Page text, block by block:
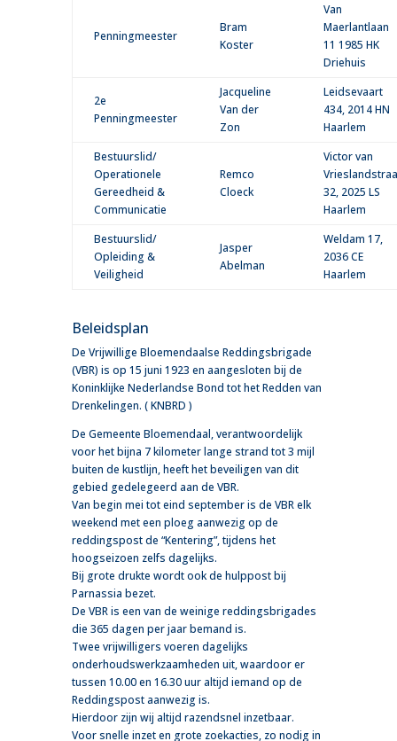
Penningmeester
Bram
Koster
Van
Maerlantlaan
11 1985 HK
Driehuis
2e
Penningmeester
Jacqueline
Van der
Zon
Leidsevaart
434, 2014 HN
Haarlem
Bestuurslid/
Operationele
Gereedheid &
Communicatie
Remco
Cloeck
Victor van
32, 2025 LS
Haarlem
Bestuurslid/
Opleiding &
Veiligheid
Jasper
Abelman
Weldam 17,
2036 CE
Haarlem
Beleidsplan
De Vrijwillige Bloemendaalse Reddingsbrigade
(VBR) is op 15 juni 1923 en aangesloten bij de
Koninklijke Nederlandse Bond tot het Redden van
Drenkelingen. ( KNBRD )
De Gemeente Bloemendaal, verantwoordelijk
voor het bijna 7 kilometer lange strand tot 3 mijl
buiten de kustlijn, heeft het beveiligen van dit
gebied gedelegeerd aan de VBR.
Van begin mei tot eind september is de VBR elk
weekend met een ploeg aanwezig op de
reddingspost de “Kentering”, tijdens het
hoogseizoen zelfs dagelijks.
Bij grote drukte wordt ook de hulppost bij
Parnassia bezet.
De VBR is een van de weinige reddingsbrigades
die 365 dagen per jaar bemand is.
Twee vrijwilligers voeren dagelijks
onderhoudswerkzaamheden uit, waardoor er
tussen 10.00 en 16.30 uur altijd iemand op de
Reddingspost aanwezig is.
Hierdoor zijn wij altijd razendsnel inzetbaar.
Voor snelle inzet en grote zoekacties, zo nodig in